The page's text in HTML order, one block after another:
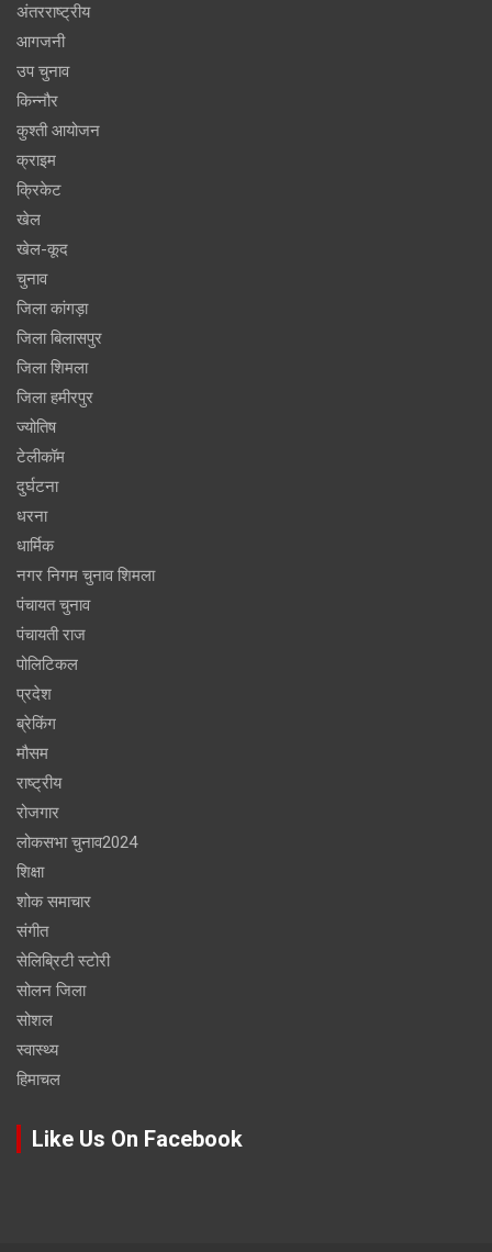
अंतरराष्ट्रीय
आगजनी
उप चुनाव
किन्नौर
कुश्ती आयोजन
क्राइम
क्रिकेट
खेल
खेल-कूद
चुनाव
जिला कांगड़ा
जिला बिलासपुर
जिला शिमला
जिला हमीरपुर
ज्योतिष
टेलीकॉम
दुर्घटना
धरना
धार्मिक
नगर निगम चुनाव शिमला
पंचायत चुनाव
पंचायती राज
पोलिटिकल
प्रदेश
ब्रेकिंग
मौसम
राष्ट्रीय
रोजगार
लोकसभा चुनाव2024
शिक्षा
शोक समाचार
संगीत
सेलिब्रिटी स्टोरी
सोलन जिला
सोशल
स्वास्थ्य
हिमाचल
Like Us On Facebook